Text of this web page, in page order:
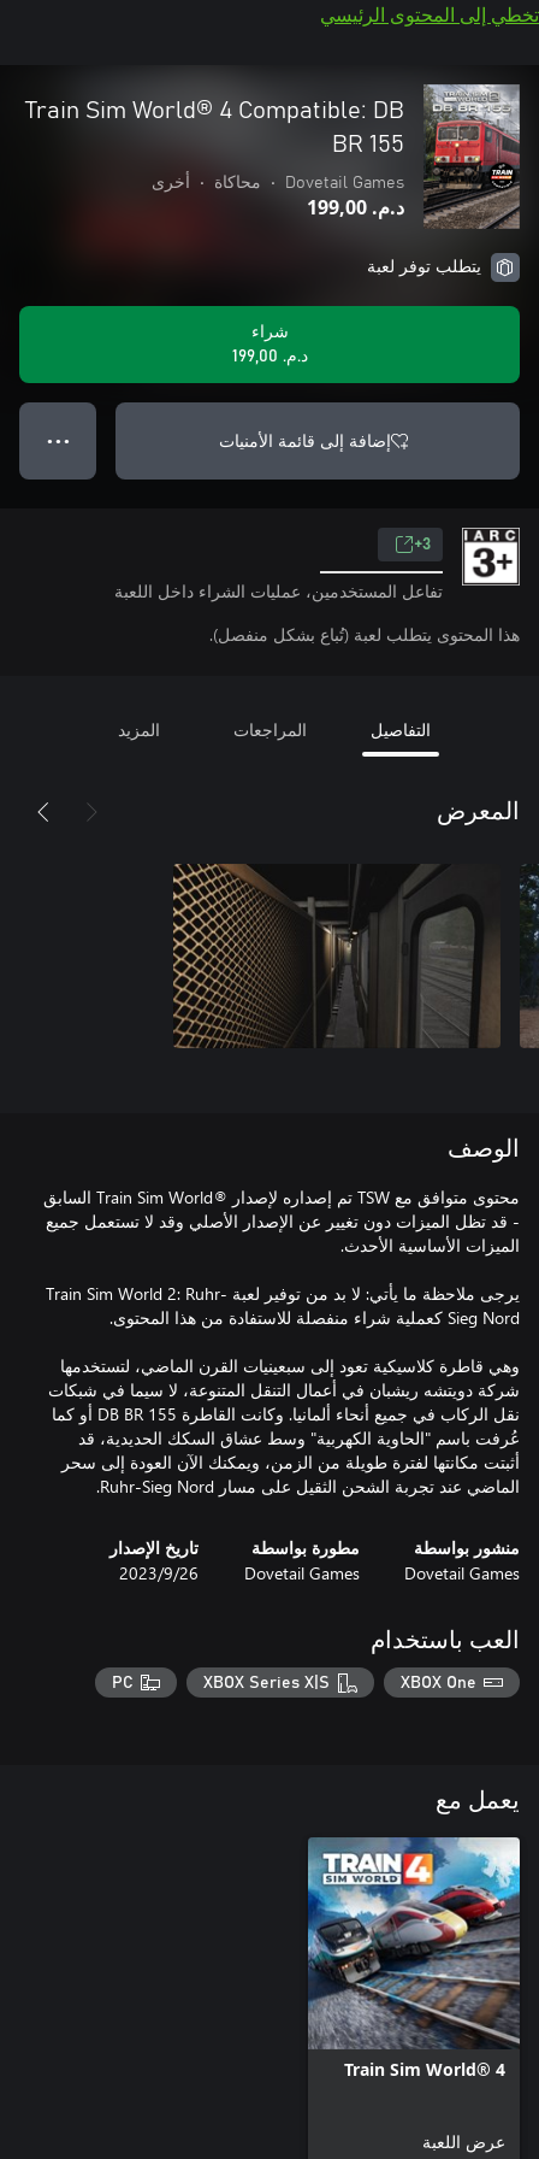
تخطي إلى المحتوى الرئيسي
Train Sim World® 4 Compatible: DB
BR 155
Dovetail Games
• محاكاة • أخرى
د.م.‏ 199,00
يتطلب توفر لعبة
شراء
د.م.‏ 199,00
إضافة إلى قائمة الأمنيات ● ● ●
3+
تفاعل المستخدمين، عمليات الشراء داخل اللعبة
هذا المحتوى يتطلب لعبة (تُباع بشكل منفصل).
التفاصيل المراجعات المزيد
المعرض
الوصف
محتوى متوافق مع TSW تم إصداره لإصدار ®Train Sim World السابق
- قد تظل الميزات دون تغيير عن الإصدار الأصلي وقد لا تستعمل جميع
يرجى ملاحظة ما يأتي: لا بد من توفير لعبة Train Sim World 2: Ruhr-
وهي قاطرة كلاسيكية تعود إلى سبعينيات القرن الماضي، لتستخدمها
شركة دويتشه ريشبان في أعمال التنقل المتنوعة، لا سيما في شبكات
نقل الركاب في جميع أنحاء ألمانيا. وكانت القاطرة DB BR 155 أو كما
عُرفت باسم "الحاوية الكهربية" وسط عشاق السكك الحديدية، قد
أثبتت مكانتها لفترة طويلة من الزمن، ويمكنك الآن العودة إلى سحر
الماضي عند تجربة الشحن الثقيل على مسار Ruhr-Sieg Nord.
منشور بواسطة
Dovetail Games
مطورة بواسطة
Dovetail Games
تاريخ الإصدار
26‏/9‏/2023
العب باستخدام
XBOX One
XBOX Series X|S
PC
يعمل مع
Train Sim World® 4
عرض اللعبة